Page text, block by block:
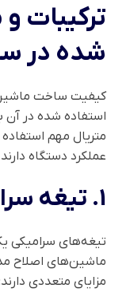
ترکیبات
شده در
کیفیت ساخت ماشین
متریال مهم
عملکرد دستگاه
1. تیغه سرامیکی
تیغه‌های سرامیکی
ماشین‌های اصلاح
مزایای متعددی